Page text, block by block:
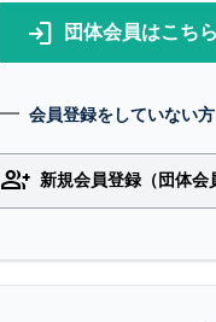
login 団体会員はこちら
会員登録をしていない方
group_add 新規会員登録（団体会